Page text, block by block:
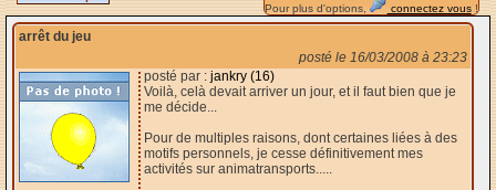
Pour plus d'options, connectez vous!
arrêt du jeu
posté le 16/03/2008 à 23:23
posté par : jankry (16)
Voilà, celà devait arriver un jour, et il faut bien que je
me décide...
Pour de multiples raisons, dont certaines liées à des
motifs personnels, je cesse définitivement mes
activités sur animatransports.....